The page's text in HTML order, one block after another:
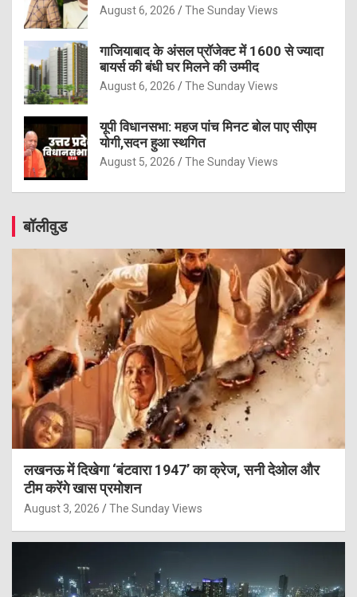
August 6, 2026 The Sunday Views
गाजियाबाद के अंसल प्रॉजेक्ट में 1600 से ज्यादा
बायर्स की बंधी घर मिलने की उम्मीद
August 6, 2026 The Sunday Views
यूपी विधानसभा: महज पांच मिनट बोल पाए सीएम
योगी,सदन हुआ स्थगित
August 5, 2026 The Sunday Views
बॉलीवुड
लखनऊ में दिखेगा ‘बंटवारा 1947’ का क्रेज, सनी देओल और
टीम करेंगे खास प्रमोशन
August 3, 2026 The Sunday Views